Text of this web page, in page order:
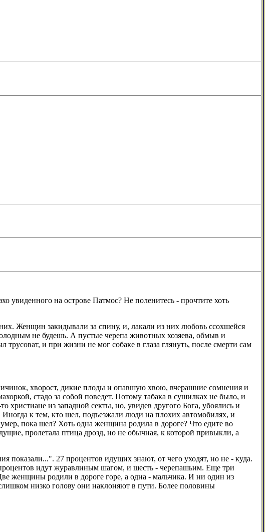
увиденного на острове Патмос? Не поленитесь - прочтите хоть
Женщин закидывали за спину, и, лакали из них любовь ссохшейся
не будешь. А пустые черепа животных хозяева, обмыв и
и при жизни не мог собаке в глаза глянуть, после смерти сам
хворост, дикие плоды и опавшую хвою, вчерашние сомнения и
стадо за собой поведет. Потому табака в сушилках не было, и
христиане из западной секты, но, увидев другого Бога, убоялись и
к тем, кто шел, подъезжали люди на плохих автомобилях, и
пока шел? Хоть одна женщина родила в дороге? Что едите во
пролетала птица дрозд, но не обычная, к которой привыкли, а
показали...". 27 процентов идущих знают, от чего уходят, но не - куда.
идут журавлиным шагом, и шесть - черепашьим. Еще три
женщины родили в дороге горе, а одна - мальчика. И ни один из
низко голову они наклоняют в пути. Более половины